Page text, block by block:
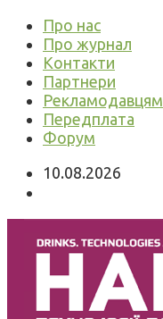
Про нас
Про журнал
Контакти
Партнери
Рекламодавцям
Передплата
Форум
10.08.2026